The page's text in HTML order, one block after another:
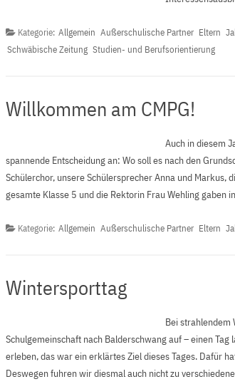
Kategorie: Allgemein Außerschulische Partner Eltern
Schwäbische Zeitung Studien- und Berufsorientierung
Willkommen am CMPG!
Auch in diesem
spannende Entscheidung an: Wo soll es nach den
Schülerchor, unsere Schülersprecher Anna und Markus,
gesamte Klasse 5 und die Rektorin Frau Wehling gaben
Kategorie: Allgemein Außerschulische Partner Eltern
Wintersporttag
Bei strahlendem
Schulgemeinschaft nach Balderschwang auf – einen
erleben, das war ein erklärtes Ziel dieses Tages. Dafür
Deswegen fuhren wir diesmal auch nicht zu